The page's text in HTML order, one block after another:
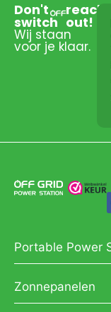
Don't
switch
reach
out!
Wij staan
voor je klaar.
Portable Power
Zonnepanelen